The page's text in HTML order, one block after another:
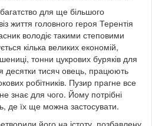
для ще більшого
життя головного героя Терентія
володіє такими степовими
кілька великих економій,
тонни цукрових буряків для
десятки тисяч овець, працюють
робітників. Пузир прагне все
знає для чого. Йому потрібні
де їх ще можна застосувати.
його на істоту, позбавлену